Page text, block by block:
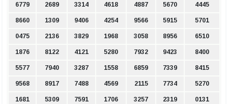
6779 2689 3314 4618 4887 5670 4445
8660 1309 9406 4254 9566 5915 5701
0475 2136 3829 1968 3058 8956 6510
1876 8122 4121 5280 7932 9423 8400
5577 7940 3287 1558 6859 7339 8415
9568 8917 7488 4569 2115 7734 5270
1681 5309 7591 1706 3257 2319 0131